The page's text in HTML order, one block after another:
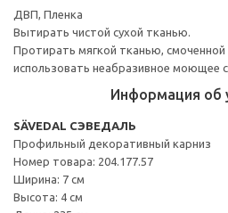
ДВП, Пленка
Вытирать чистой сухой тканью.
Протирать мягкой тканью,
использовать неабразивное моющее
Информация об
SÄVEDAL СЭВЕДАЛЬ
Профильный декоративный карниз
Номер товара: 204.177.57
Ширина: 7 см
Высота: 4 см